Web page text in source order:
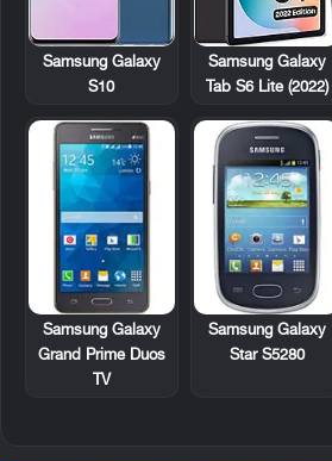
Samsung Galaxy
Tab S6 Lite (2022)
Samsung Galaxy
S10
Samsung Galaxy
Star S5280
Samsung Galaxy
Grand Prime Duos
TV